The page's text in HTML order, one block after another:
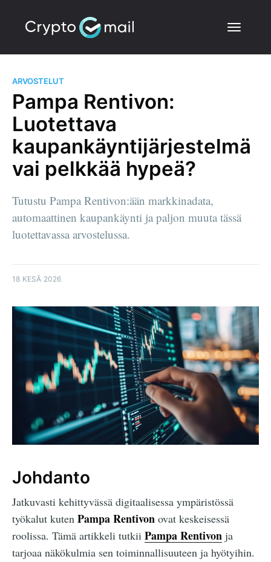
ARVOSTELUT
Pampa Rentivon:
Luotettava
kaupankäyntijärjestelmä
vai pelkkää hypeä?
Tutustu Pampa Rentivon:ään markkinadata,
automaattinen kaupankäynti ja paljon muuta tässä
luotettavassa arvostelussa.
18 KESÄ 2026
Johdanto
Jatkuvasti kehittyvässä digitaalisessa ympäristössä
työkalut kuten Pampa Rentivon ovat keskeisessä
roolissa. Tämä artikkeli tutkii Pampa Rentivon ja
tarjoaa näkökulmia sen toiminnallisuuteen ja hyötyihin.